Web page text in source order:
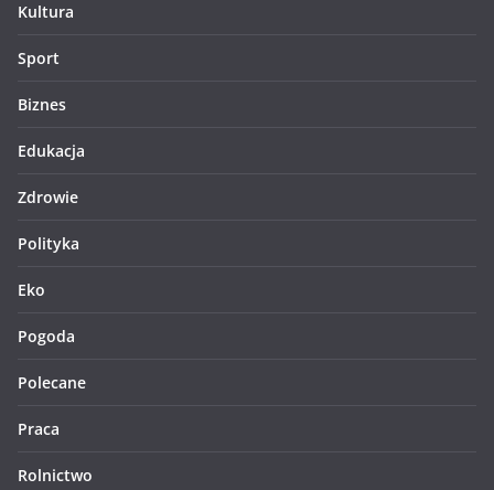
Kultura
Sport
Biznes
Edukacja
Zdrowie
Polityka
Eko
Pogoda
Polecane
Praca
Rolnictwo